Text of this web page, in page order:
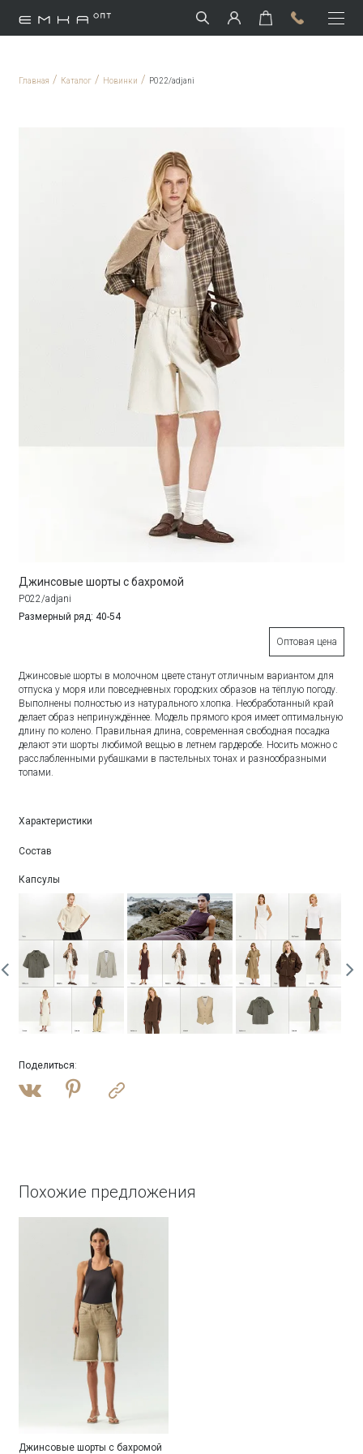
Главная / Каталог / Новинки / P022/adjani
Джинсовые шорты с бахромой
P022/adjani
Размерный ряд: 40-54
Оптовая цена
Джинсовые шорты в молочном цвете станут отличным вариантом для
отпуска у моря или повседневных городских образов на тёплую погоду.
Выполнены полностью из натурального хлопка. Необработанный край
делает образ непринуждённее. Модель прямого кроя имеет оптимальную
длину по колено. Правильная длина, современная свободная посадка
делают эти шорты любимой вещью в летнем гардеробе. Носить можно с
расслабленными рубашками в пастельных тонах и разнообразными
топами.
Характеристики
Состав
Капсулы
Поделиться:
Похожие предложения
Джинсовые шорты с бахромой